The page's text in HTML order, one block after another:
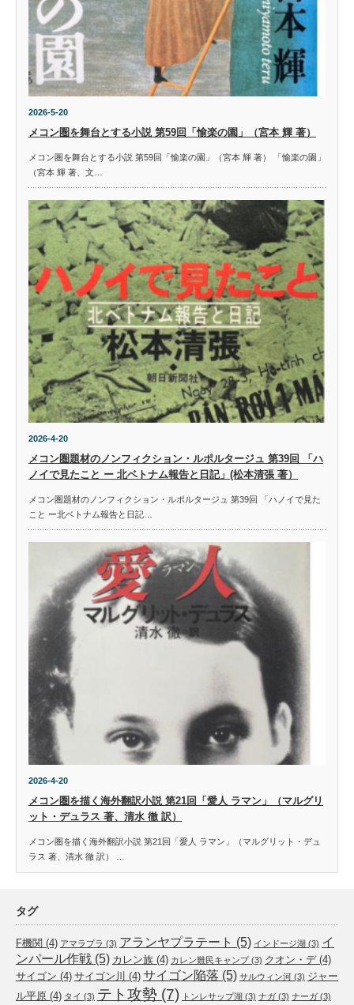
2026-5-20
メコン圏を舞台とする小説 第59回「愉楽の園」（宮本 輝 著）
メコン圏を舞台とする小説 第59回「愉楽の園」（宮本 輝 著） 「愉楽の園」
（宮本 輝 著、文…
2026-4-20
メコン圏題材のノンフィクション・ルポルタージュ 第39回 「ハ
ノイで見たこと ー 北ベトナム報告と日記」(松本清張 著）
メコン圏題材のノンフィクション・ルポルタージュ 第39回 「ハノイで見た
こと ー北ベトナム報告と日記…
2026-4-20
メコン圏を描く海外翻訳小説 第21回「愛人 ラマン」（マルグリ
ット・デュラス 著、清水 徹 訳）
メコン圏を描く海外翻訳小説 第21回「愛人 ラマン」（マルグリット・デュ
ラス 著、清水 徹 訳） …
タグ
F機関 (4) アマラプラ (3) アランヤプラテート (5) インドージ湖 (3) イ
ンパール作戦 (5) カレン族 (4) カレン難民キャンプ(3) クオン・デ(4)
サイゴン (4) サイゴン川 (4) サイゴン陥落 (5) サルウィン河 (3) ジャー
ル平原 (4) タイ (3) テト攻勢 (7) トンレサップ湖 (3) ナガ (3) ナーガ (3)